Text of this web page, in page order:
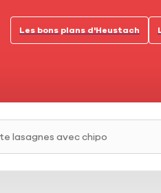
Les bons plans d'Heustach